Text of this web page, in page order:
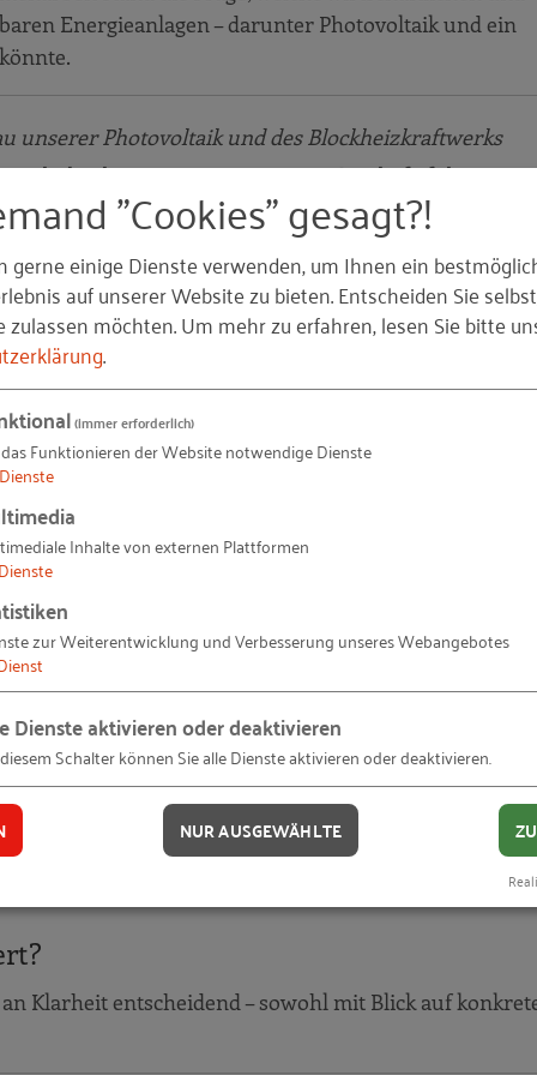
Energieanlagen – darunter Photovoltaik und ein
unserer Photovoltaik und des Blockheizkraftwerks
können.Armin Kremer, Geschäftsführer
drei Schwerpunkte herausgearbeitet:
Energiegewinnung
Angebot zur Erweiterung des Photovoltaik-Parks,
Investitionsentscheidung.
mit dem Experten des ZMV+ unseren
Lastgänge und Lastspitzen. Zusammen mit dem
Effizienzsteigerungen, Ansätze für ein
unserer erneuerbaren Energieerzeugung
unseres PV-Parks und der Ertragsdaten der
mit Unterstützung des
Klarheit entscheidend – sowohl mit Blick auf
"Cookies" gesagt?!
gerne einige Dienste verwenden, um Ihnen ein
auf unserer Website zu bieten. Entscheiden Sie
zulassen möchten.Um mehr zu erfahren, lesen Sie bitte
.
(immer erforderlich)
Funktionieren der Website notwendige Dienste
Dienste
Inhalte von externen Plattformen
Dienste
zur Weiterentwicklung und Verbesserung unseres Webangebotes
Dienste aktivieren oder deaktivieren
Schalter können Sie alle Dienste aktivieren oder deaktivieren.
NUR AUSGEWÄHLTE